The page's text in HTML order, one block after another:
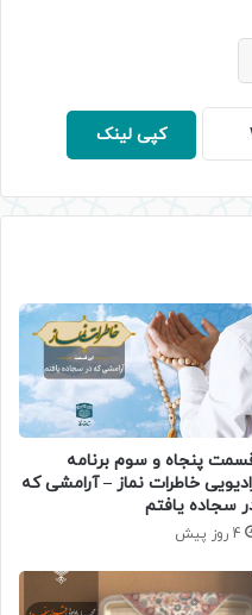
کپی لینک
پنجاه و سوم برنامه
خاطرات نماز – آرامشی که
سجاده یافتم
4 روز پیش